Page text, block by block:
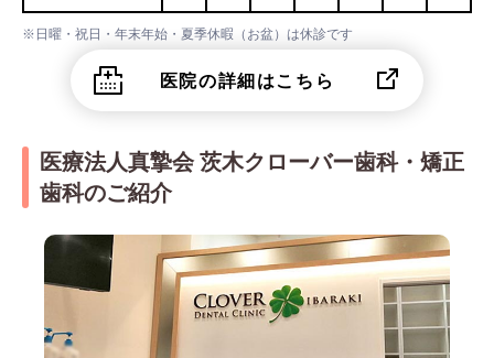
※日曜・祝日・年末年始・夏季休暇（お盆）は休診です
医院の詳細はこちら
医療法人真摯会 茨木クローバー歯科・矯正
歯科のご紹介